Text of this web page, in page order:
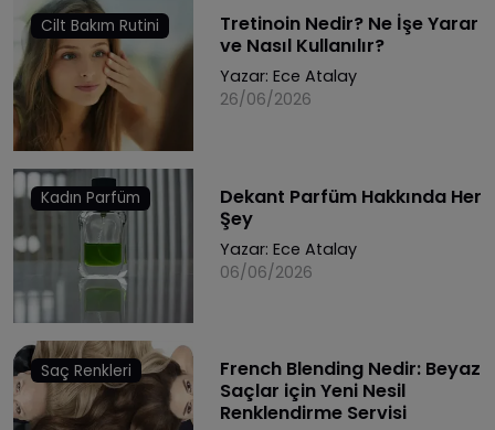
Cilt Bakım Rutini
Tretinoin Nedir? Ne İşe Yarar
ve Nasıl Kullanılır?
Yazar: Ece Atalay
26/06/2026
Kadın Parfüm
Dekant Parfüm Hakkında Her
Şey
Yazar: Ece Atalay
06/06/2026
Saç Renkleri
French Blending Nedir: Beyaz
Saçlar için Yeni Nesil
Renklendirme Servisi